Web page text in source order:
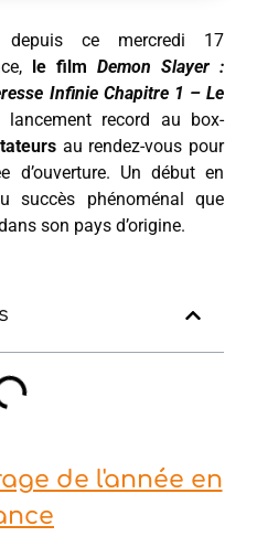
depuis ce mercredi 17
le film Demon Slayer :
Infinie Chapitre 1 – Le
lancement record au box-
au rendez-vous pour
d’ouverture. Un début en
succès phénoménal que
son pays d’origine.
de l'année en